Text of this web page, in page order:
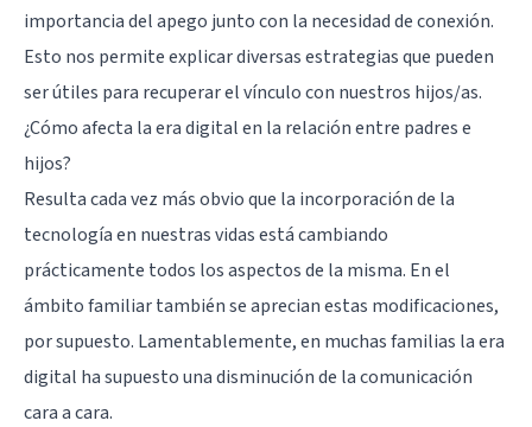
importancia del apego junto con la necesidad de conexión.
Esto nos permite explicar diversas estrategias que pueden
ser útiles para recuperar el vínculo con nuestros hijos/as.
¿Cómo afecta la era digital en la relación entre padres e
hijos?
Resulta cada vez más obvio que la incorporación de la
tecnología en nuestras vidas está cambiando
prácticamente todos los aspectos de la misma. En el
ámbito familiar también se aprecian estas modificaciones,
por supuesto. Lamentablemente, en muchas familias la era
digital ha supuesto una disminución de la comunicación
cara a cara.